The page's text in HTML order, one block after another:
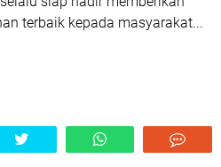
terbaik kepada masyarakat...